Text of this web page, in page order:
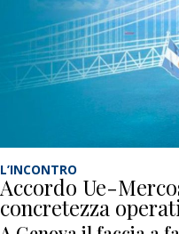
L’INCONTRO
Accordo Ue-
concretezza